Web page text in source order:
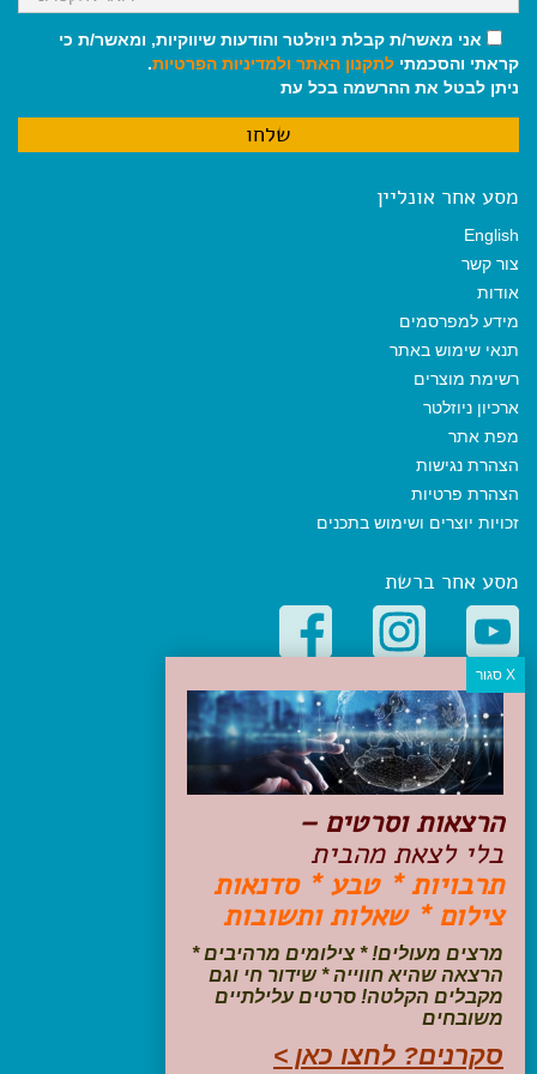
אני מאשר/ת קבלת ניוזלטר והודעות שיווקיות, ומאשר/ת כי
קראתי והסכמתי לתקנון האתר ולמדיניות הפרטיות.
ניתן לבטל את ההרשמה בכל עת
מסע אחר אונליין
English
צור קשר
אודות
מידע למפרסמים
תנאי שימוש באתר
רשימת מוצרים
ארכיון ניוזלטר
מפת אתר
הצהרת נגישות
הצהרת פרטיות
זכויות יוצרים ושימוש בתכנים
מסע אחר ברשת
קטגוריות פופולריות
יעדים
טיולים בישראל
מלונות בוטיק בישראל
טיפים והמלצות
הכנות לנסיעה
טיולי ג'יפים
טיולים עם ילדים
שייט, הפלגות, קרוזים
דיגיטל
עקבו אחרינו בפייסבוק
הרצאות וסרטים –
בלי לצאת מהבית
תרבויות * טבע * סדנאות
צילום * שאלות ותשובות
מרצים מעולים! * צילומים מרהיבים *
הרצאה שהיא חווייה * שידור חי וגם
מקבלים הקלטה! סרטים עלילתיים
משובחים
סקרנים? לחצו כאן >